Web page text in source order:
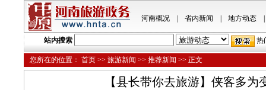
河南概况| 省内新闻 地方动态|
站内搜索 热
您所在的位置： 首页 >> 旅游新闻 >> 推荐新闻 >> 正文
【县长带你去旅游】侠客多为